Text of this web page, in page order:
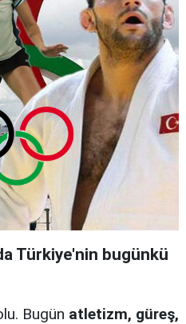
Türkiye'nin bugünkü
Bugün atletizm, güreş,